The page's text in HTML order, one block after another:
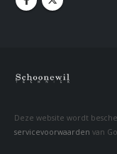
Deze website wordt
servicevoorwaarden van